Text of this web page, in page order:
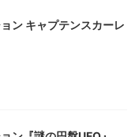
ン キャプテンスカーレ